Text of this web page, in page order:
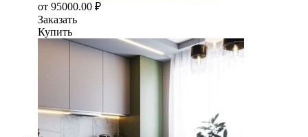
от 95000.00 ₽
Заказать
Купить